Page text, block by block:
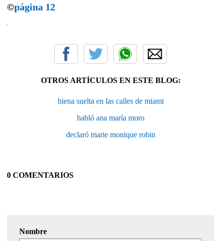
©página 12
OTROS ARTÍCULOS EN ESTE BLOG:
hiena suelta en las calles de miami
habló ana maría moro
declaró marie monique robin
0 COMENTARIOS
Nombre